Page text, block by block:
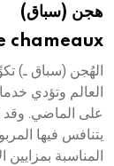
هيئة
هجن (سباق)
chameaux
العالم وتؤدي
على الماضي. وقد
يتنافس فيها
المناسبة